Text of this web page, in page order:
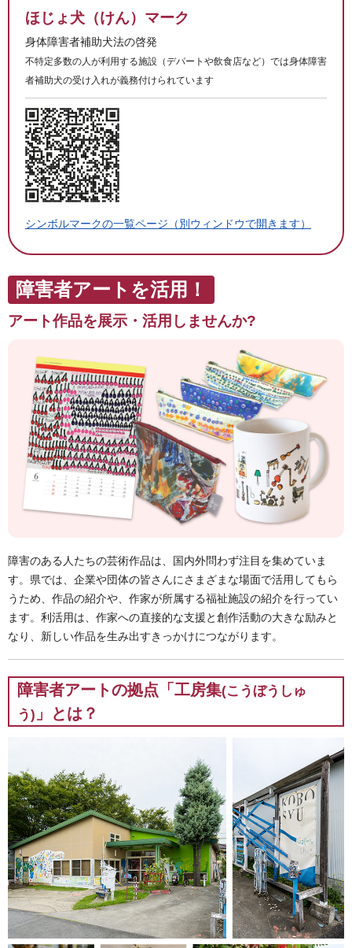
ほじょ犬（けん）マーク
身体障害者補助犬法の啓発
不特定多数の人が利用する施設（デパートや飲食店など）では身体障害
者補助犬の受け入れが義務付けられています
シンボルマークの一覧ページ（別ウィンドウで開きます）
障害者アートを活用！
アート作品を展示・活用しませんか?
障害のある人たちの芸術作品は、国内外問わず注目を集めていま
す。県では、企業や団体の皆さんにさまざまな場面で活用してもら
うため、作品の紹介や、作家が所属する福祉施設の紹介を行ってい
ます。利活用は、作家への直接的な支援と創作活動の大きな励みと
なり、新しい作品を生み出すきっかけにつながります。
障害者アートの拠点「工房集(こうぼうしゅ
う) 」とは？